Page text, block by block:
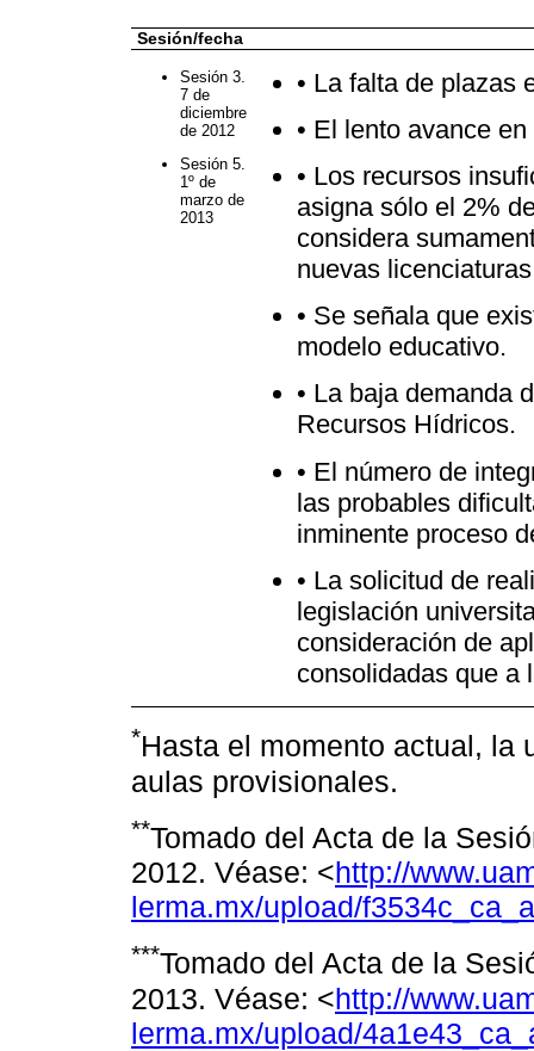
Sesión/fecha
Sesión 3.
7 de
diciembre
de 2012
Sesión 5.
1º de
marzo de
2013
• La falta de plazas
• El lento avance
• Los recursos
asigna sólo el 2%
considera
nuevas
• Se señala que
modelo educativo.
• La baja demanda
Recursos Hídricos.
• El número de
las probables
inminente proceso
• La solicitud de
legislación
consideración de
consolidadas que a
*Hasta el momento actual, la
aulas provisionales.
**Tomado del Acta de la
2012. Véase: <http://
lerma.mx/upload/
***Tomado del Acta de la
2013. Véase: <http://
lerma.mx/upload/